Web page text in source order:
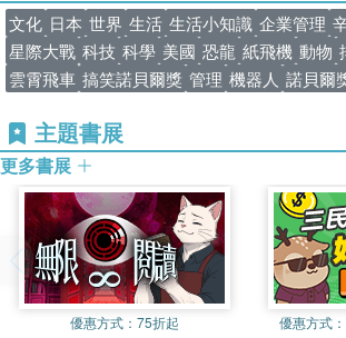
人都認為，「這是一種榮譽，很高興自己的
並在獲獎時爽快地接下獎座。
再者，搞笑諾貝爾獎也是一個讓眾人知道自
約就明顯增加了，因此也多出許多機會可以
容。此外，即便獲獎已超過十年，有些獲
為了讓各位讀者能更加瞭解本書內容，在此
笑諾貝爾獎的背景。
選拔方式
龍舌蘭能拿來做鑽石
專欄 搞笑諾貝爾獎誕生的祕密
Part3 生物不可思議的生態
鯡魚是用屁對話
雌雄性器官相反的蟲
有名字的乳牛能產出較多的牛奶
蚱蜢看到《星際大戰》會變得亢奮
啄木鳥不會頭痛的原因
迷路的糞金龜會仰望星空
哺乳類在排尿上耗費的時間都差不多
在屁股加上重量後，雞走起路來就會像恐龍
專欄 電影中的科學
Fardin)，就嘗試以物理學的觀點來探究這個話
針對這個問題進行研究，並且整理成論文的
諾貝爾獎頒獎典禮上說道：「自從我在網路
就一直想深入考察，並認為這項考察將會成為
關注的重要議題。」
法丹先生透過許多幽默的表現來寫這篇論文
同時擁有固態與液態兩種性質的物質進行探討
笑諾貝爾獎便在2017年頒發了物理學獎予以
就結論而言，法丹先生認為，在不同的狀況與
實也能算是液體。
法丹先生透過流體力學的角度來說明這個論
物理學中名為「鬆弛時間(Relaxation time)」
間，是指物質變形所需花費的時間。例如，水
文化 日本 世界 生活 生活小知識 企業管理
星際大戰 科技 科學 美國 恐龍 紙飛機 動物
雲霄飛車 搞笑諾貝爾獎 管理 機器人 諾貝爾
主題書展
更多書展
優惠方式： 75折起 優惠方式：